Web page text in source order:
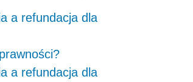
a refundacja dla
a refundacja dla